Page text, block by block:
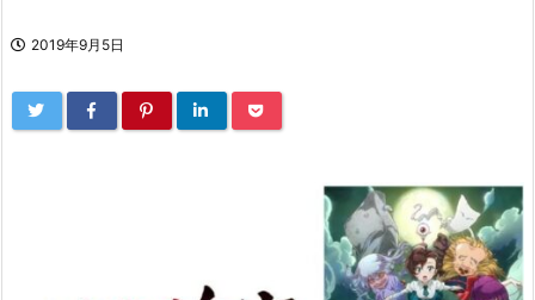
2019年9月5日